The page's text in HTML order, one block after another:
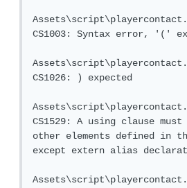
CS1003: Syntax error, '('
CS1026: ) expected
CS1529: A using clause
other elements defined in
except extern alias